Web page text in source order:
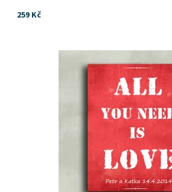
259 Kč
Dostupnost: Skladem